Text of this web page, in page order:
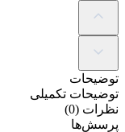
توضیحات
توضیحات تکمیلی
نظرات (0)
پرسش‌ها